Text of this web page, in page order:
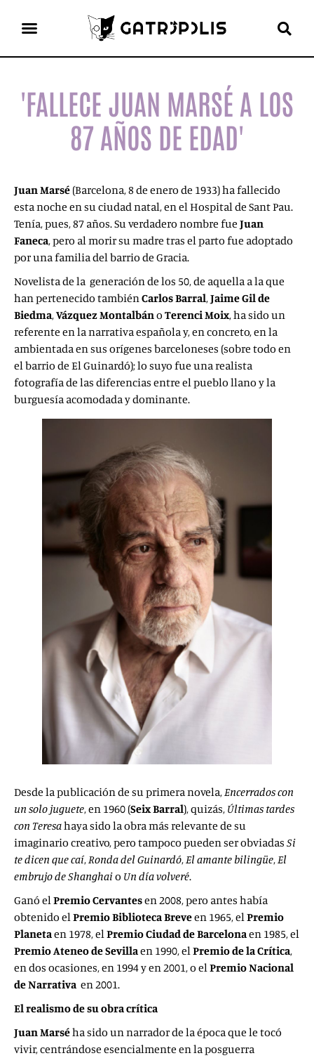
'FALLECE JUAN MARSÉ A LOS
87 AÑOS DE EDAD'
Juan Marsé (Barcelona, 8 de enero de 1933) ha fallecido
esta noche en su ciudad natal, en el Hospital de Sant Pau.
Tenía, pues, 87 años. Su verdadero nombre fue Juan
Faneca, pero al morir su madre tras el parto fue adoptado
por una familia del barrio de Gracia.
Novelista de la generación de los 50, de aquella a la que
han pertenecido tambiénCarlos Barral,Jaime Gil de
Biedma,VázquezMontalbáno Terenci Moix, ha sido un
referente en la narrativa española y, en concreto, en la
ambientada en sus orígenes barceloneses (sobre todo en
el barrio de El Guinardó); lo suyo fue una realista
fotografía de las diferencias entre el pueblo llano y la
burguesía acomodada y dominante.
Desde la publicaciónde su primera novela,Encerrados con
un solo juguete, en 1960 (Seix Barral), quizás, Últimas tardes
con Teresahaya sido la obra más relevante de su
imaginario creativo, pero tampoco pueden ser obviadas Si
te dicen quecaí,Ronda del Guinardó,El amantebilingüe,El
embrujo de Shanghaio Un día volveré.
Ganó elPremio Cervantesen 2008, pero antes había
obtenido elPremio Biblioteca Breveen 1965, elPremio
Planetaen 1978, elPremio Ciudad de Barcelonaen 1985, el
Premio Ateneo de Sevillaen 1990, elPremio de la Crítica,
en dos ocasiones, en 1994 y en 2001, o elPremio Nacional
de Narrativa en 2001.
El realismo de su obra crítica
Juan Marséha sido un narrador de la época que le tocó
vivir, centrándose esencialmente en la posguerra